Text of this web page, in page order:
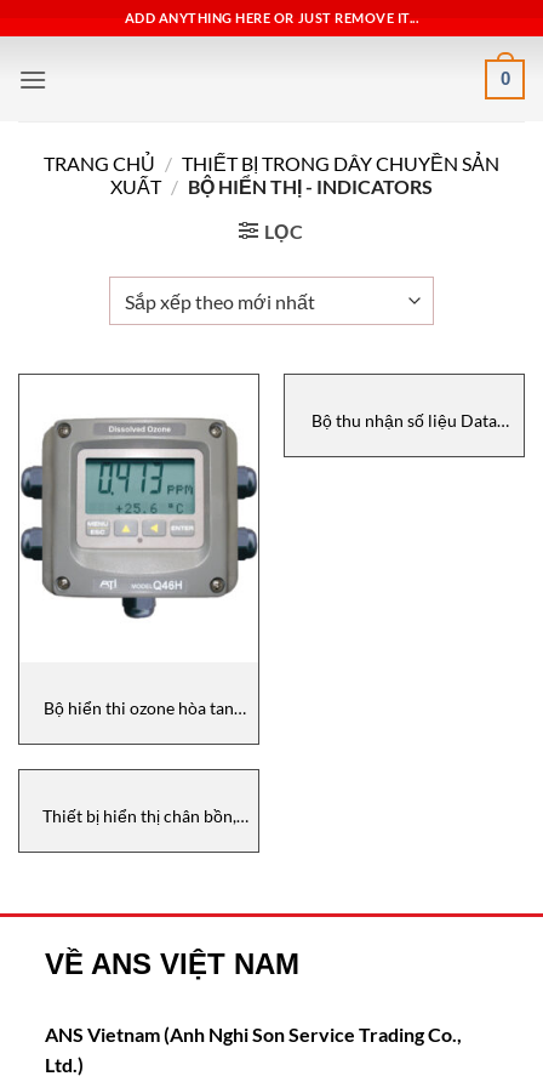
qua
nội
ADD ANYTHING HERE OR JUST REMOVE IT...
0
TRANG CHỦ / THIẾT BỊ TRONG DÂY CHUYỀN SẢN
XUẤT / BỘ HIỂN THỊ - INDICATORS
LỌC
Bộ hiển thi ozone hòa tan
Technology, Inc)
Bộ thu nhận số liệu Data
A411D1A111A, E+H Vietnam
Thiết bị hiển thị chân bồn,
Vietnam
VỀ ANS VIỆT NAM
ANS Vietnam (Anh Nghi Son Service Trading Co.,
Ltd.)